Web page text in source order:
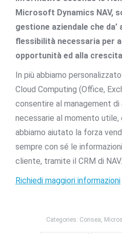
Microsoft Dynamics NAV,
gestione aziendale che da’
flessibilità necessaria per
opportunità ed alla
In più abbiamo
Cloud Computing (Office,
consentire al management di
necessarie al momento
abbiamo aiutato la forza
sempre con sé le
cliente, tramite il CRM di NAV.
Richiedi maggiori informazioni
Categories: Consea